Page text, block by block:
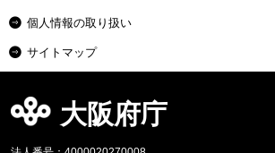
個人情報の取り扱い
サイトマップ
大阪府庁